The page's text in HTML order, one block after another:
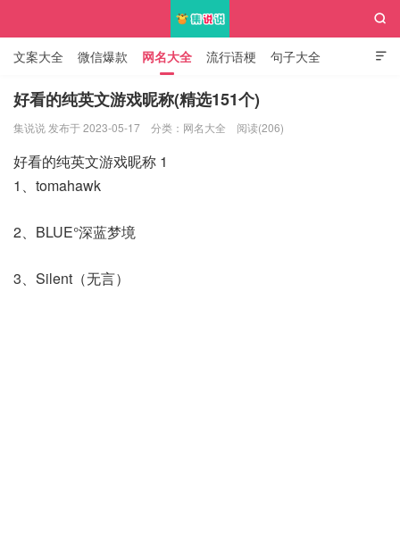

文案大全 微信爆款 网名大全 流行语梗 句子大全
知识大全

好看的纯英文游戏昵称(精选151个)
集说说 发布于 2023-05-17 分类： 网名大全 阅读(206)
好看的纯英文游戏昵称 1
1、tomahawk
2、BLUE°深蓝梦境
3、Silent（无言）